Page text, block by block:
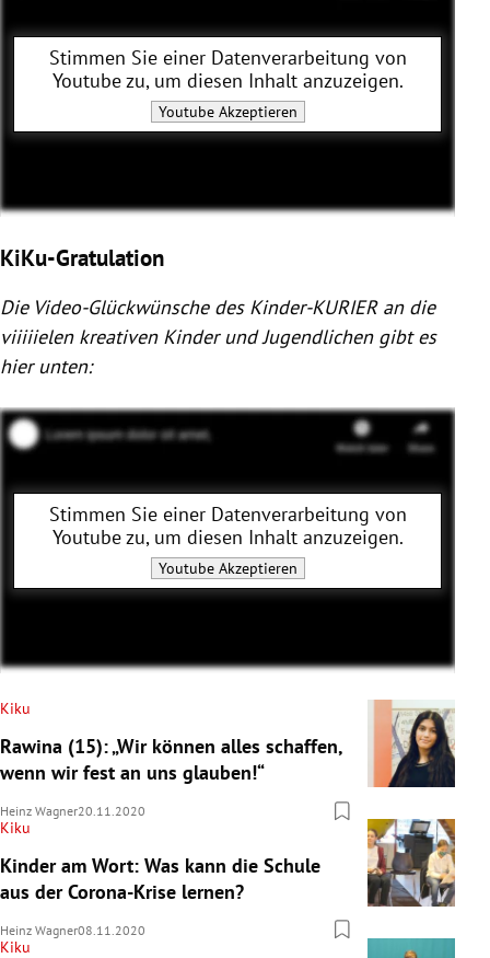
Stimmen Sie einer Datenverarbeitung von
Youtubezu, um diesen Inhalt anzuzeigen.
YoutubeAkzeptieren
KiKu-Gratulation
Die Video-Glückwünsche des Kinder-KURIER an die
viiiiielen kreativen Kinder und Jugendlichen gibt es
hier unten:
Stimmen Sie einer Datenverarbeitung von
Youtubezu, um diesen Inhalt anzuzeigen.
YoutubeAkzeptieren
Kiku
Rawina (15): „Wir können alles schaffen,
wenn wir fest an uns glauben!“
Heinz Wagner20.11.2020
Kiku
Kinder am Wort: Was kann die Schule
aus der Corona-Krise lernen?
Heinz Wagner08.11.2020
Kiku